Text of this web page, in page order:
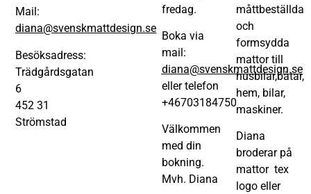
Mail:
diana@svenskmattdesign.se
Besöksadress:
Trädgårdsgatan
6
452 31
Strömstad
fredag.
Boka via
mail:
diana@svenskmattdesign.se
eller telefon
+46703184750
Välkommen
med din
bokning.
Mvh. Diana
måttbeställda
och
formsydda
mattor till
husbilar,båtar,
hem, bilar,
maskiner.
Diana
broderar på
mattor tex
logo eller